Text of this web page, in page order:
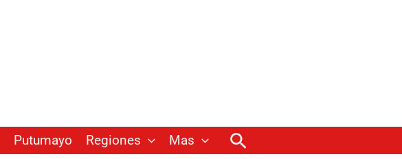
Putumayo Regiones Mas Buscar